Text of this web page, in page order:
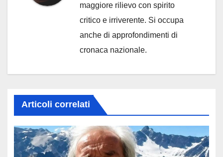
maggiore rilievo con spirito
critico e irriverente. Si occupa
anche di approfondimenti di
cronaca nazionale.
Articoli correlati